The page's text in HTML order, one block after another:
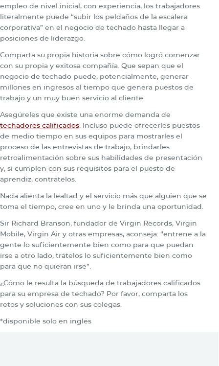
empleo de nivel inicial, con experiencia, los trabajadores
literalmente puede “subir los peldaños de la escalera
corporativa” en el negocio de techado hasta llegar a
posiciones de liderazgo.
Comparta su propia historia sobre cómo logró comenzar
con su propia y exitosa compañía. Que sepan que el
negocio de techado puede, potencialmente, generar
millones en ingresos al tiempo que genera puestos de
trabajo y un muy buen servicio al cliente.
Asegúreles que existe una enorme demanda de
techadores calificados. Incluso puede ofrecerles puestos
de medio tiempo en sus equipos para mostrarles el
proceso de las entrevistas de trabajo, brindarles
retroalimentación sobre sus habilidades de presentación
y, si cumplen con sus requisitos para el puesto de
aprendiz, contrátelos.
Nada alienta la lealtad y el servicio más que alguien que se
toma el tiempo, cree en uno y le brinda una oportunidad.
Sir Richard Branson, fundador de Virgin Records, Virgin
Mobile, Virgin Air y otras empresas, aconseja: “entrene a la
gente lo suficientemente bien como para que puedan
irse a otro lado, trátelos lo suficientemente bien como
para que no quieran irse”.
¿Cómo le resulta la búsqueda de trabajadores calificados
para su empresa de techado? Por favor, comparta los
retos y soluciones con sus colegas.
*disponible solo en inglés